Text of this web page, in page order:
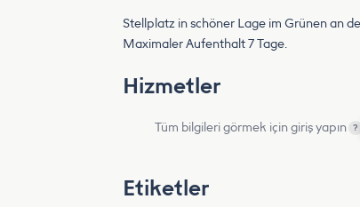
Stellplatz in schöner Lage im Grünen an
Maximaler Aufenthalt 7 Tage.
Hizmetler
Tüm bilgileri görmek için giriş yapın ?
Etiketler